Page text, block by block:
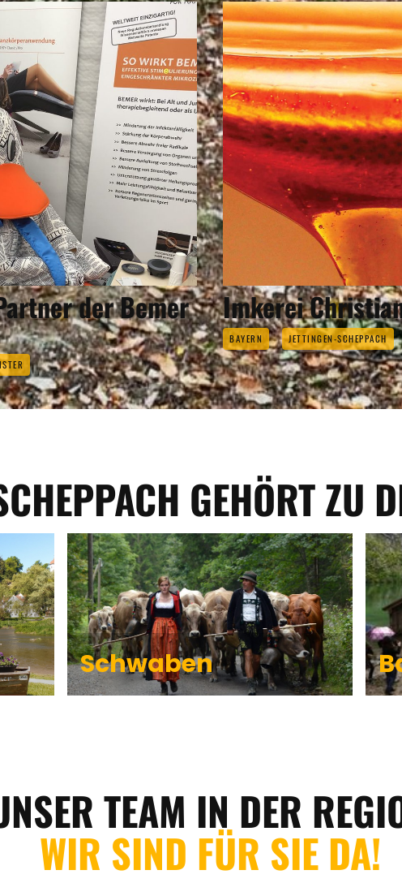
der Bemer Imkerei
BAYERN JETTINGEN-SCHEPPACH
GEHÖRT ZU
Schwaben
TEAM IN DER
WIR SIND FÜR SIE DA!